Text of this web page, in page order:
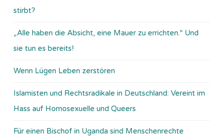
stirbt?
„Alle haben die Absicht, eine Mauer zu errichten.“ Und
sie tun es bereits!
Wenn Lügen Leben zerstören
Islamisten und Rechtsradikale in Deutschland: Vereint im
Hass auf Homosexuelle und Queers
Für einen Bischof in Uganda sind Menschenrechte